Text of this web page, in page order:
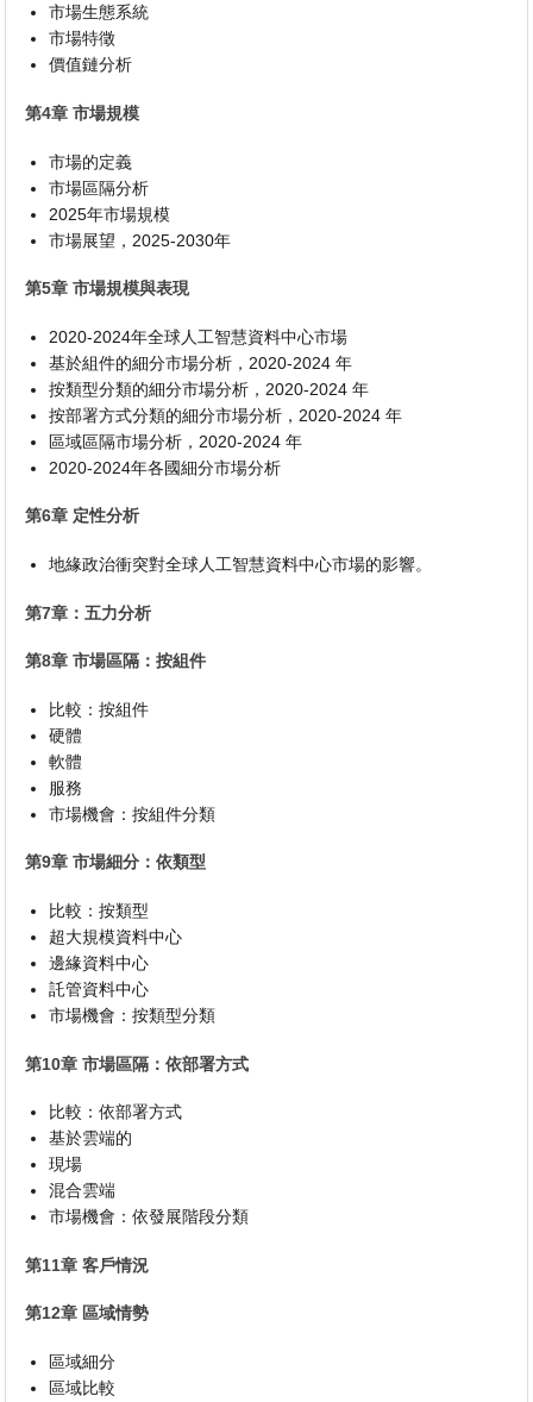
市場生態系統
市場特徵
價值鏈分析
第4章 市場規模
市場的定義
市場區隔分析
2025年市場規模
市場展望，2025-2030年
第5章 市場規模與表現
2020-2024年全球人工智慧資料中心市場
基於組件的細分市場分析，2020-2024 年
按類型分類的細分市場分析，2020-2024 年
按部署方式分類的細分市場分析，2020-2024 年
區域區隔市場分析，2020-2024 年
2020-2024年各國細分市場分析
第6章 定性分析
地緣政治衝突對全球人工智慧資料中心市場的影響。
第7章：五力分析
第8章 市場區隔：按組件
比較：按組件
硬體
軟體
服務
市場機會：按組件分類
第9章 市場細分：依類型
比較：按類型
超大規模資料中心
邊緣資料中心
託管資料中心
市場機會：按類型分類
第10章 市場區隔：依部署方式
比較：依部署方式
基於雲端的
現場
混合雲端
市場機會：依發展階段分類
第11章 客戶情況
第12章 區域情勢
區域細分
區域比較